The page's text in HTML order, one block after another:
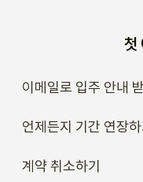
첫
이메일로 입주 안내
언제든지 기간 연장
계약 취소하기